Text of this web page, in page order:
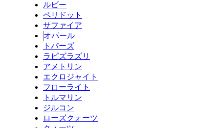
ルビー
ペリドット
サファイア
オパール
トパーズ
ラピズラズリ
アメトリン
エクロジャイト
フローライト
トルマリン
ジルコン
ローズクォーツ